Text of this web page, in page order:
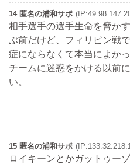
14 匿名の浦和サポ
相手選手の選手生命を脅か
ぶ前だけど、フィリピン戦
症にならなくて本当によかっ
チームに迷惑をかける以前
い。
15 匿名の浦和サポ
ロイキーンとかガットゥー